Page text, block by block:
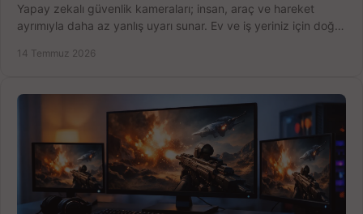
Yapay zekalı güvenlik kameraları; insan, araç ve hareket
ayrımıyla daha az yanlış uyarı sunar. Ev ve iş yeriniz için doğru
14 Temmuz 2026